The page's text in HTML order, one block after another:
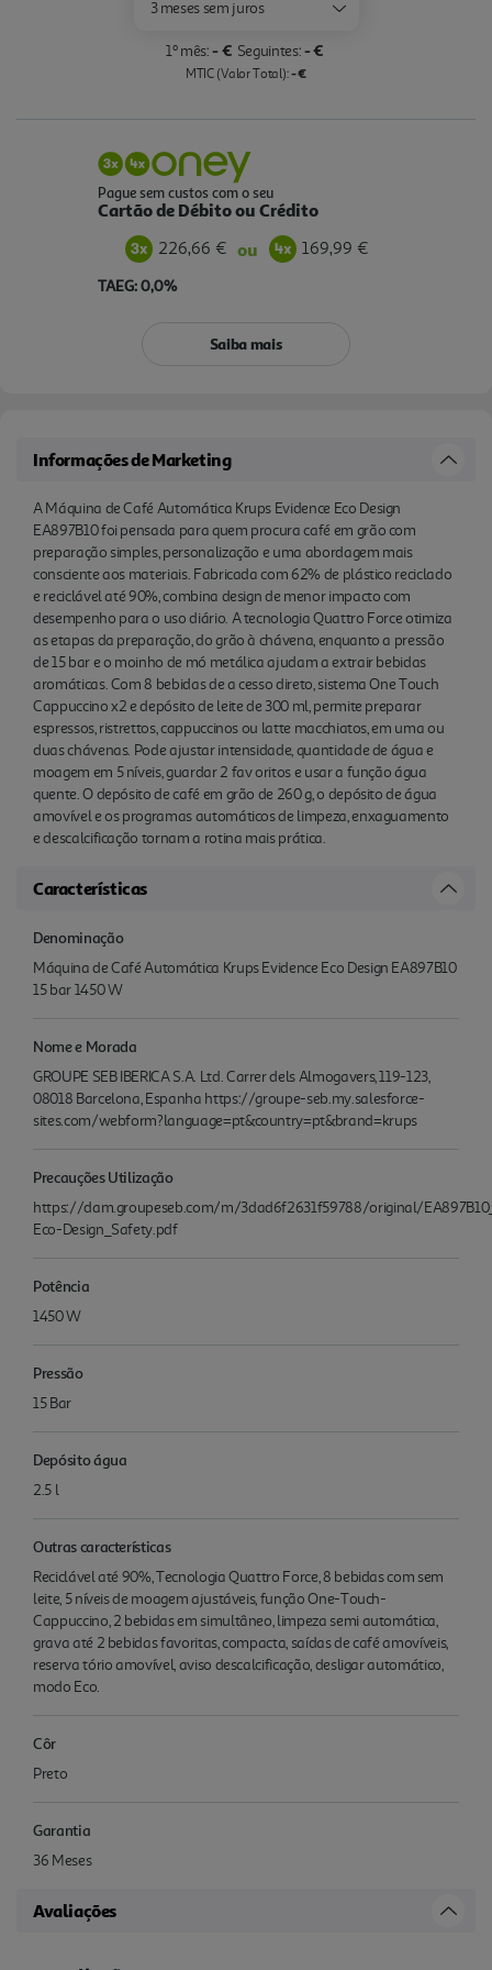
3 meses sem juros
1º mês:- € Seguintes:- €
MTIC (Valor Total):- €
Pague sem custos com o seu
Cartão de Débito ou Crédito
226,66 € ou 169,99 €
TAEG: 0,0%
Saiba mais
Informações de Marketing
A Máquina de Café Automática Krups Evidence Eco Design
EA897B10 foi pensada para quem procura café em grão com
preparação simples, personalização e uma abordagem mais
consciente aos materiais. Fabricada com 62% de plástico reciclado
e reciclável até 90%, combina design de menor impacto com
desempenho para o uso diário. A tecnologia Quattro Force otimiza
as etapas da preparação, do grão à chávena, enquanto a pressão
de 15 bar e o moinho de mó metálica ajudam a extrair bebidas
aromáticas. Com 8 bebidas de a cesso direto, sistema One Touch
Cappuccino x2 e depósito de leite de 300 ml, permite preparar
espressos, ristrettos, cappuccinos ou latte macchiatos, em uma ou
duas chávenas. Pode ajustar intensidade, quantidade de água e
moagem em 5 níveis, guardar 2 fav oritos e usar a função água
quente. O depósito de café em grão de 260 g, o depósito de água
amovível e os programas automáticos de limpeza, enxaguamento
e descalcificação tornam a rotina mais prática.
Características
Denominação
Máquina de Café Automática Krups Evidence Eco Design EA897B10
15 bar 1450 W
Nome e Morada
GROUPE SEB IBERICA S.A. Ltd. Carrer dels Almogavers, 119-123,
08018 Barcelona, Espanha https://groupe-seb.my.salesforce-
sites.com/webform?language=pt&country=pt&brand=krups
Precauções Utilização
https://dam.groupeseb.com/m/3dad6f2631f59788/original/
Eco-Design_Safety.pdf
Potência
1450 W
Pressão
15 Bar
Depósito água
2.5 l
Outras características
Reciclável até 90%, Tecnologia Quattro Force, 8 bebidas com sem
leite, 5 níveis de moagem ajustáveis, função One-Touch-
Cappuccino, 2 bebidas em simultâneo, limpeza semi automática,
grava até 2 bebidas favoritas, compacta, saídas de café amovíveis,
reserva tório amovível, aviso descalcificação, desligar automático,
modo Eco.
Côr
Preto
Garantia
36 Meses
Avaliações